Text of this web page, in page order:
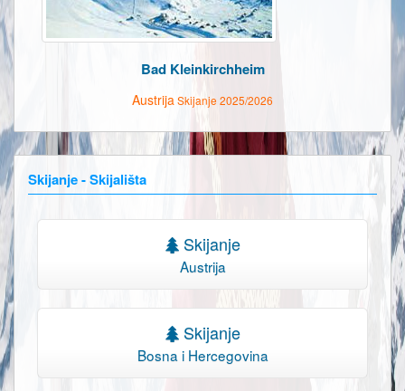
Bad Kleinkirchheim
AustrijaSkijanje 2025/2026
Skijanje - Skijališta
Skijanje
Austrija
Skijanje
Bosna i Hercegovina